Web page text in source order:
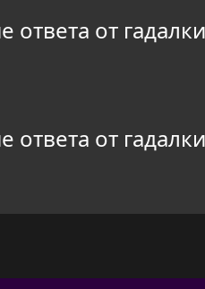
ответа от
ответа от